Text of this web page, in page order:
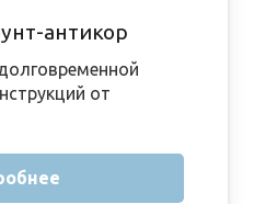
антикор
от